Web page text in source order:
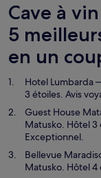
Cave à
5
en un
Hotel Lumbarda
3 étoiles. Avis
Guest House
Matusko. Hôtel
Exceptionnel.
Bellevue
Matusko. Hôtel 4